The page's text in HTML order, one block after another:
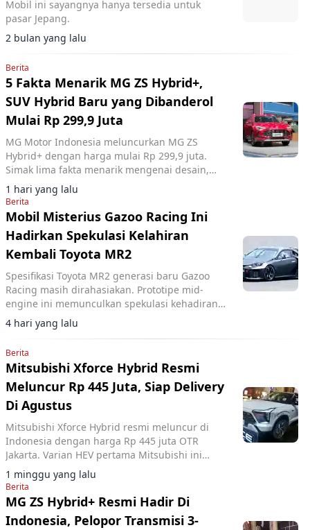
Mobil ini sayangnya hanya tersedia untuk
pasar Jepang.
2 bulan yang lalu
Berita
5 Fakta Menarik MG ZS Hybrid+,
SUV Hybrid Baru yang Dibanderol
Mulai Rp 299,9 Juta
MG Motor Indonesia meluncurkan MG ZS
Hybrid+ dengan harga mulai Rp 299,9 juta.
Simak lima fakta menarik mengenai desain,
fitur, dan performa SUV hybrid tersebut.
1 hari yang lalu
Berita
Mobil Misterius Gazoo Racing Ini
Hadirkan Spekulasi Kelahiran
Kembali Toyota MR2
Spesifikasi Toyota MR2 generasi baru Gazoo
Racing masih dirahasiakan. Prototipe mid-
engine ini memunculkan spekulasi kehadiran
model sport dengan sistem AWD dan mesin 2.0
liter.
4 hari yang lalu
Berita
Mitsubishi Xforce Hybrid Resmi
Meluncur Rp 445 Juta, Siap Delivery
Di Agustus
Mitsubishi Xforce Hybrid resmi meluncur di
Indonesia dengan harga Rp 445 juta OTR
Jakarta. Varian HEV pertama Mitsubishi ini
diproduksi lokal dan siap dikirim Agustus 2026.
1 minggu yang lalu
Berita
MG ZS Hybrid+ Resmi Hadir Di
Indonesia, Pelopor Transmisi 3-